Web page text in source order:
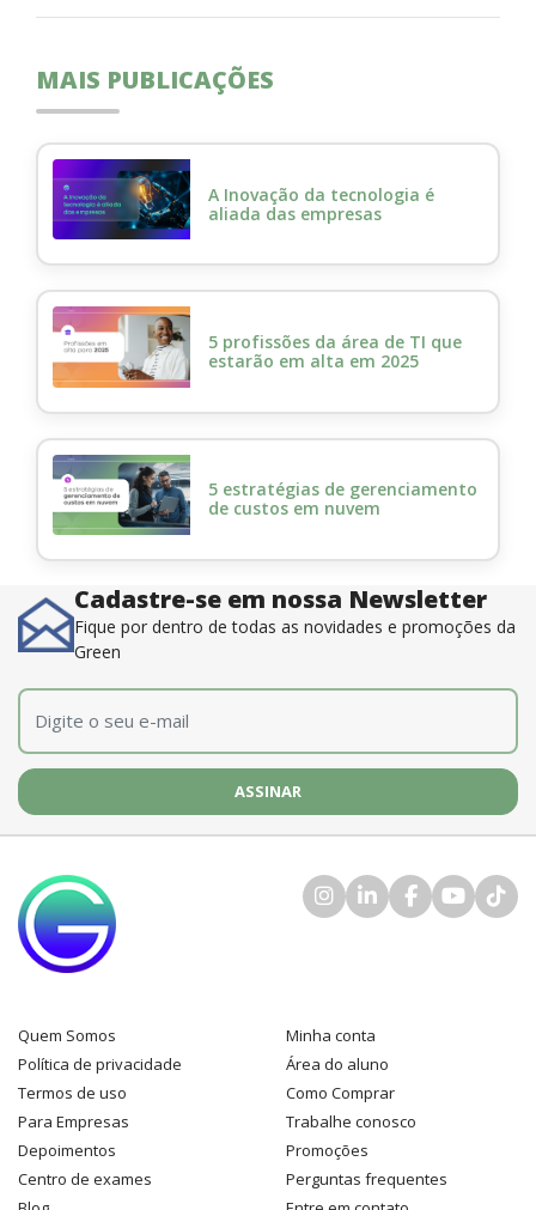
MAIS PUBLICAÇÕES
A Inovação da tecnologia é
aliada das empresas
5 profissões da área de TI que
estarão em alta em 2025
5 estratégias de gerenciamento
de custos em nuvem
Cadastre-se em nossa Newsletter
Fique por dentro de todas as novidades e promoções da
Green
E-mail
Quem Somos
Política de privacidade
Termos de uso
Para Empresas
Depoimentos
Centro de exames
Minha conta
Área do aluno
Como Comprar
Trabalhe conosco
Promoções
Perguntas frequentes